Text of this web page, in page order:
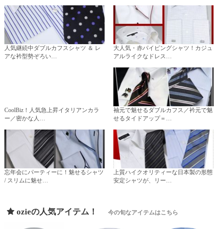
人気継続中ダブルカフスシャツ ＆ レ
アな衿型勢ぞろい…
大人気・赤パイピングシャツ！カジュ
アルライクなドレス…
CoolBiz！人気急上昇イタリアンカラ
ー／密かな人…
袖元で魅せるダブルカフス／衿元で魅
せるタイドアップ＝…
忘年会にパーティーに！魅せるシャツ
/ スリムに魅せ…
上質ハイクオリティーな日本製の形態
安定シャツが、リー…
ozieの人気アイテム！ 今の旬なアイテムはこちら